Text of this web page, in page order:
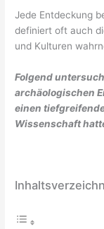
Jede Entdeckung
definiert oft auch
und Kulturen
Folgend
archäologischen
einen
Wissenschaft